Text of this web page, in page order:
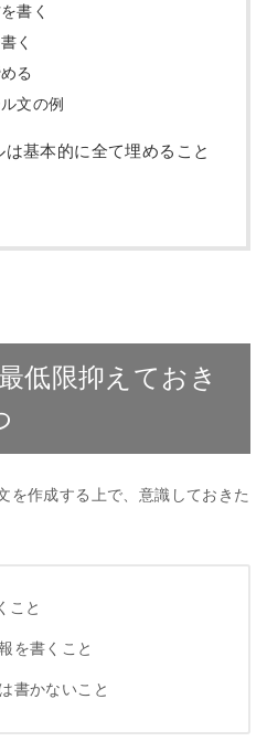
書く
く
る
文の例
基本的に全て埋めること
低限抑えておき
を作成する上で、意識しておきた
こと
を書くこと
書かないこと